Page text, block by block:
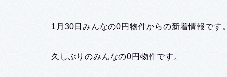
1月30日みんなの0円物件からの新着情報です。
久しぶりのみんなの0円物件です。